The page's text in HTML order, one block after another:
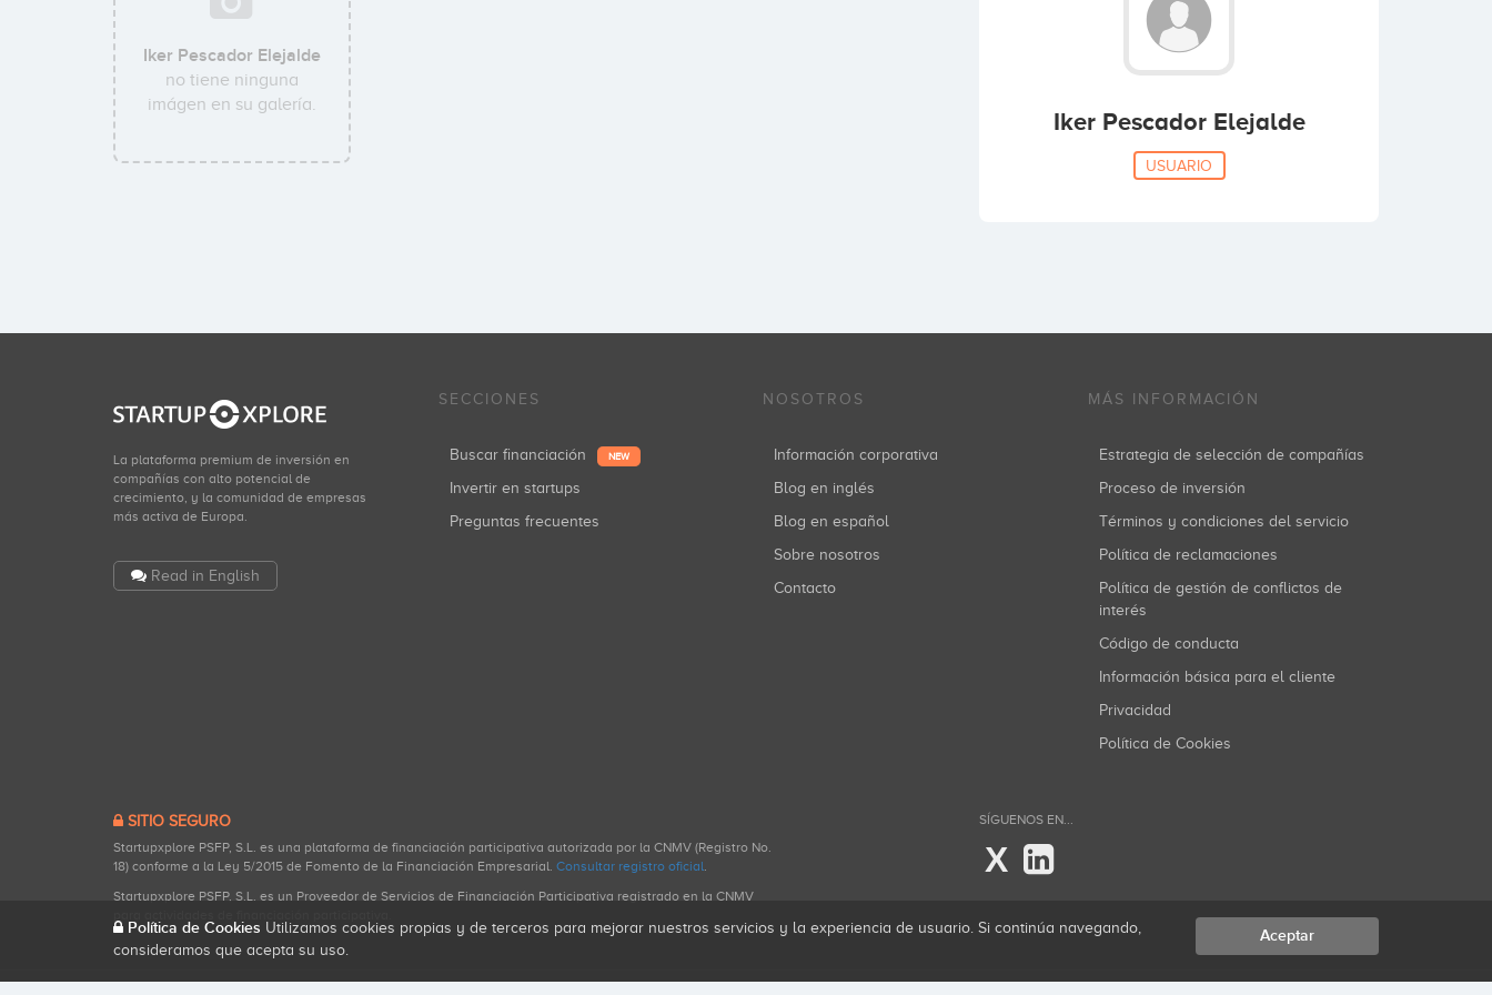
Iker Pescador Elejalde
no tiene ninguna
imágen en su galería.
Iker Pescador Elejalde
USUARIO
La plataforma premium de inversión en
compañías con alto potencial de
crecimiento, y la comunidad de empresas
más activa de Europa.
Read in English
SECCIONES
Buscar financiación NEW
Invertir en startups
Preguntas frecuentes
NOSOTROS
Información corporativa
Blog en inglés
Blog en español
Sobre nosotros
Contacto
MÁS INFORMACIÓN
Estrategia de selección de compañías
Proceso de inversión
Términos y condiciones del servicio
Política de reclamaciones
Política de gestión de conflictos de
interés
Código de conducta
Información básica para el cliente
Privacidad
Política de Cookies
SITIO SEGURO
Startupxplore PSFP, S.L. es una plataforma de financiación participativa autorizada por la CNMV (Registro No.
18) conforme a la Ley 5/2015 de Fomento de la Financiación Empresarial. Consultar registro oficial.
Startupxplore PSFP, S.L. es un Proveedor de Servicios de Financiación Participativa registrado en la CNMV
SÍGUENOS EN...
X
Política de Cookies Utilizamos cookies propias y de terceros para mejorar nuestros servicios y la experiencia de usuario. Si continúa navegando,
consideramos que acepta su uso.
Aceptar